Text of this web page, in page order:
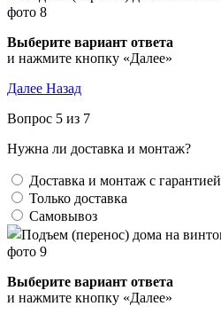
Выберите вариант ответа
и нажмите кнопку «Далее»
Далее Назад
Вопрос 5 из 7
Нужна ли доставка и монтаж?
Доставка и монтаж с гарантией
Только доставка
Самовывоз
Выберите вариант ответа
и нажмите кнопку «Далее»